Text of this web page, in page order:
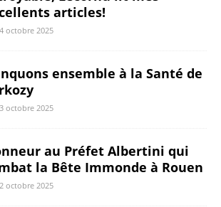
articles!
octobre 2025
ensemble à la Santé de
octobre 2025
au Préfet Albertini qui
la Bête Immonde à Rouen
octobre 2025